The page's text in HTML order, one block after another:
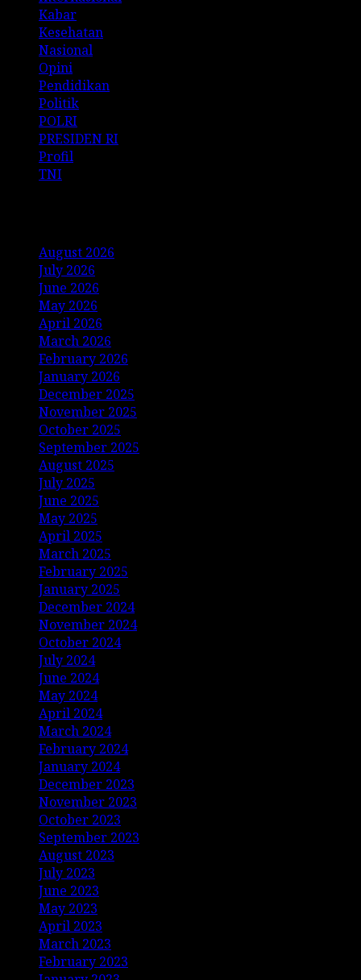
Kabar
Kesehatan
Nasional
Opini
Pendidikan
Politik
POLRI
PRESIDEN RI
Profil
TNI
August 2026
July 2026
June 2026
May 2026
April 2026
March 2026
February 2026
January 2026
December 2025
November 2025
October 2025
September 2025
August 2025
July 2025
June 2025
May 2025
April 2025
March 2025
February 2025
January 2025
December 2024
November 2024
October 2024
July 2024
June 2024
May 2024
April 2024
March 2024
February 2024
January 2024
December 2023
November 2023
October 2023
September 2023
August 2023
July 2023
June 2023
May 2023
April 2023
March 2023
February 2023